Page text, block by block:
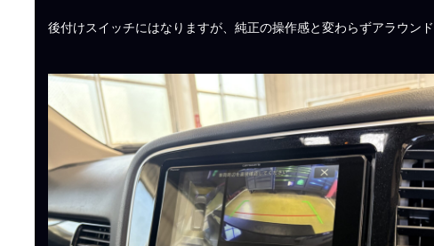
後付けスイッチにはなりますが、純正の操作感と変わらずアラウン